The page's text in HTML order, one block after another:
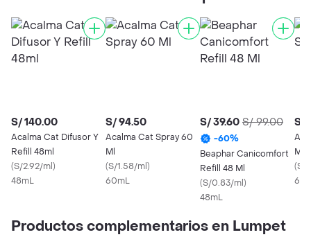
S/ 140.00
Acalma Cat Difusor Y
Refill 48ml
(S/2.92/ml)
48mL
S/ 94.50
Acalma Cat Spray 60
Ml
(S/1.58/ml)
60mL
S/ 39.60 S/ 99.00
-60%
Beaphar Canicomfort
Refill 48 Ml
(S/0.83/ml)
48mL
S/
Ml
(S/
Productos complementarios en Lumpet